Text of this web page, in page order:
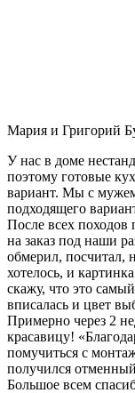
Мария и Григорий
У нас в доме
поэтому готовые
вариант. Мы с
подходящего
После всех
на заказ под наши
обмерил, посчитал,
хотелось, и
скажу, что это
вписалась и цвет
Примерно через 2
красавицу!
помучиться с
получился
Большое всем